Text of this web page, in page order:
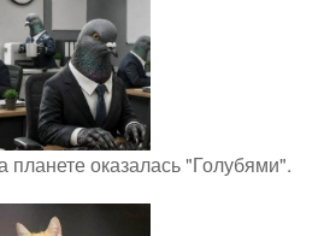
оказалась "Голубями".